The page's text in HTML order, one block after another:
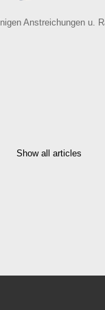
Anstreichungen u.
Show all articles